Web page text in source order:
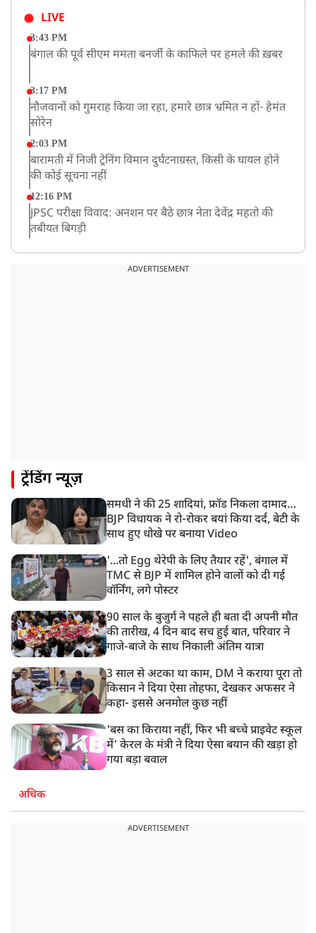
LIVE
3:43 PM
बंगाल की पूर्व सीएम ममता बनर्जी के काफिले पर हमले की ख़बर
3:17 PM
नौजवानों को गुमराह किया जा रहा, हमारे छात्र भ्रमित न हों- हेमंत
सोरेन
2:03 PM
बारामती में निजी ट्रेनिंग विमान दुर्घटनाग्रस्त, किसी के घायल होने
की कोई सूचना नहीं
12:16 PM
JPSC परीक्षा विवाद: अनशन पर बैठे छात्र नेता देवेंद्र महतो की
तबीयत बिगड़ी
रांचीः छात्रों के समर्थन में विधायक जयराम महतो ने शुरू किया
देशभर में आज से 'हर घर तिरंगा' अभियान, सीएम योगी लखनऊ
8:21 AM
गाज़ियाबाद में मुठभेड़, 3 ड्रग तस्कर गिरफ्तार, 21 किलो गांजा
बरामद
ADVERTISEMENT
ट्रेंडिंग न्यूज़
समधी ने की 25 शादियां, फ्रॉड निकला दामाद…
BJP विधायक ने रो-रोकर बयां किया दर्द, बेटी के
साथ हुए धोखे पर बनाया Video
'...तो Egg थेरेपी के लिए तैयार रहें', बंगाल में
TMC से BJP में शामिल होने वालों को दी गई
वॉर्निंग, लगे पोस्टर
90 साल के बुजुर्ग ने पहले ही बता दी अपनी मौत
की तारीख, 4 दिन बाद सच हुई बात, परिवार ने
गाजे-बाजे के साथ निकाली अंतिम यात्रा
3 साल से अटका था काम, DM ने कराया पूरा तो
किसान ने दिया ऐसा तोहफा, देखकर अफसर ने
कहा- इससे अनमोल कुछ नहीं
'बस का किराया नहीं, फिर भी बच्चे प्राइवेट स्कूल
में' केरल के मंत्री ने दिया ऐसा बयान की खड़ा हो
गया बड़ा बवाल
अधिक
ADVERTISEMENT